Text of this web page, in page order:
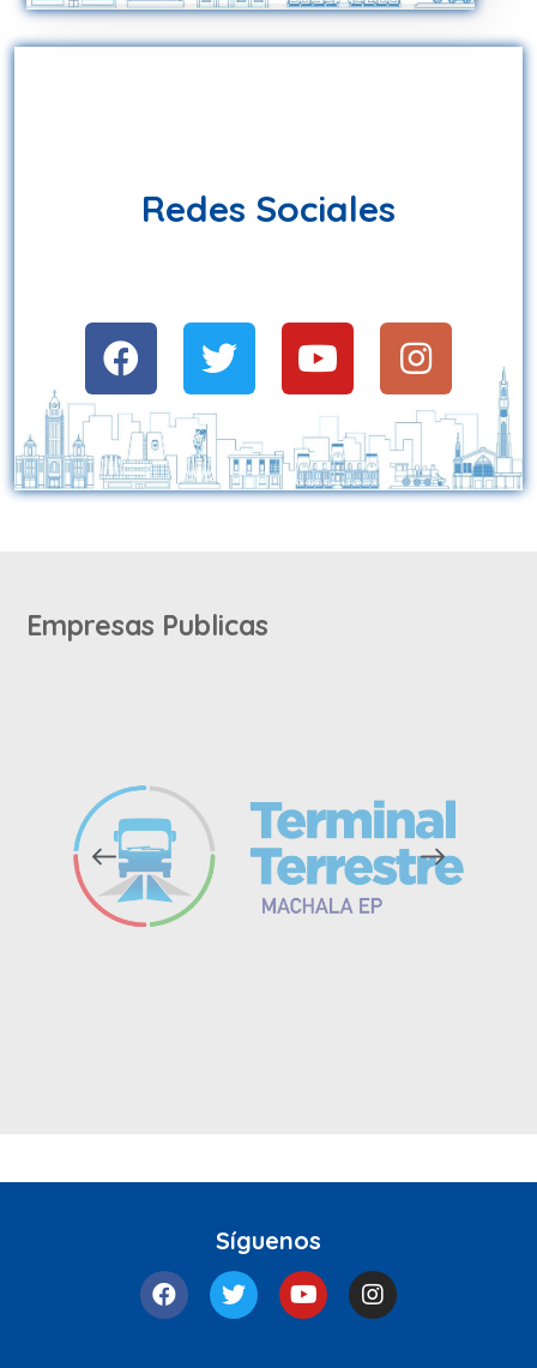
Redes Sociales
Empresas Publicas
Síguenos